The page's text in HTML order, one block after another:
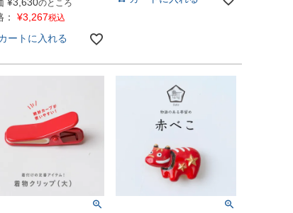
¥3,630のところ
¥3,267税込
ートに入れる